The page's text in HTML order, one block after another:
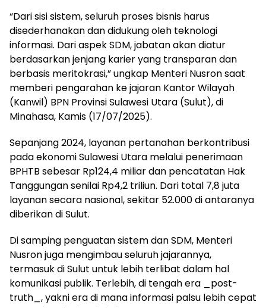
“Dari sisi sistem, seluruh proses bisnis harus
disederhanakan dan didukung oleh teknologi
informasi. Dari aspek SDM, jabatan akan diatur
berdasarkan jenjang karier yang transparan dan
berbasis meritokrasi,” ungkap Menteri Nusron saat
memberi pengarahan ke jajaran Kantor Wilayah
(Kanwil) BPN Provinsi Sulawesi Utara (Sulut), di
Minahasa, Kamis (17/07/2025).
Sepanjang 2024, layanan pertanahan berkontribusi
pada ekonomi Sulawesi Utara melalui penerimaan
BPHTB sebesar Rp124,4 miliar dan pencatatan Hak
Tanggungan senilai Rp4,2 triliun. Dari total 7,8 juta
layanan secara nasional, sekitar 52.000 di antaranya
diberikan di Sulut.
Di samping penguatan sistem dan SDM, Menteri
Nusron juga mengimbau seluruh jajarannya,
termasuk di Sulut untuk lebih terlibat dalam hal
komunikasi publik. Terlebih, di tengah era _post-
truth_, yakni era di mana informasi palsu lebih cepat